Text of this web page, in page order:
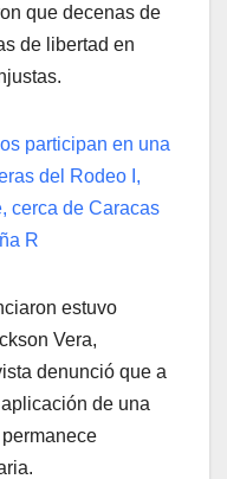
que decenas de
de libertad en
estuvo
Vera,
denunció que a
de una